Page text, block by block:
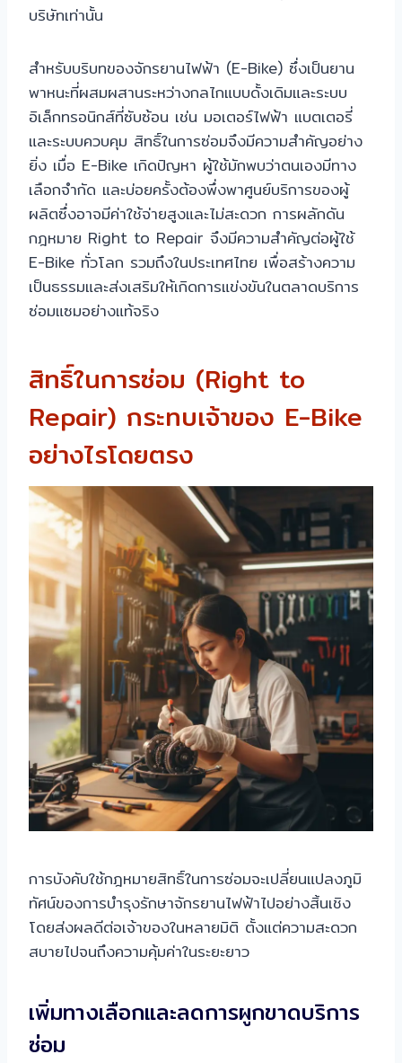
บริษัทเท่านั้น
สำหรับบริบทของจักรยานไฟฟ้า (E-Bike) ซึ่งเป็นยาน
พาหนะที่ผสมผสานระหว่างกลไกแบบดั้งเดิมและระบบ
อิเล็กทรอนิกส์ที่ซับซ้อน เช่น มอเตอร์ไฟฟ้า แบตเตอรี่
และระบบควบคุม สิทธิ์ในการซ่อมจึงมีความสำคัญอย่าง
ยิ่ง เมื่อ E-Bike เกิดปัญหา ผู้ใช้มักพบว่าตนเองมีทาง
เลือกจำกัด และบ่อยครั้งต้องพึ่งพาศูนย์บริการของผู้
ผลิตซึ่งอาจมีค่าใช้จ่ายสูงและไม่สะดวก การผลักดัน
กฎหมาย Right to Repair จึงมีความสำคัญต่อผู้ใช้
E-Bike ทั่วโลก รวมถึงในประเทศไทย เพื่อสร้างความ
เป็นธรรมและส่งเสริมให้เกิดการแข่งขันในตลาดบริการ
ซ่อมแซมอย่างแท้จริง
สิทธิ์ในการซ่อม (Right to
Repair) กระทบเจ้าของ E-Bike
อย่างไรโดยตรง
การบังคับใช้กฎหมายสิทธิ์ในการซ่อมจะเปลี่ยนแปลงภูมิ
ทัศน์ของการบำรุงรักษาจักรยานไฟฟ้าไปอย่างสิ้นเชิง
โดยส่งผลดีต่อเจ้าของในหลายมิติ ตั้งแต่ความสะดวก
สบายไปจนถึงความคุ้มค่าในระยะยาว
เพิ่มทางเลือกและลดการผูกขาดบริการ
ซ่อม